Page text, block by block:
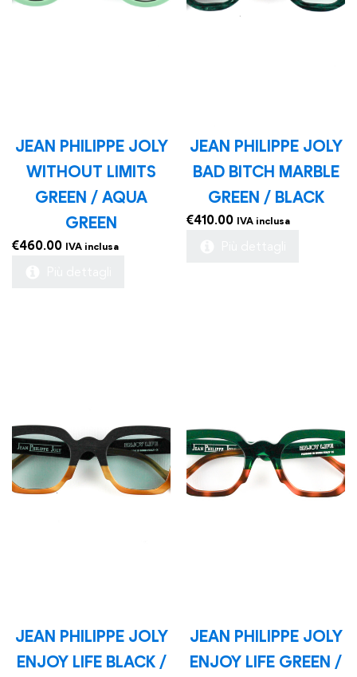
JEAN PHILIPPE JOLY
WITHOUT LIMITS
GREEN / AQUA
GREEN
€460.00 IVA inclusa
JEAN PHILIPPE JOLY
BAD BITCH MARBLE
GREEN / BLACK
€410.00 IVA inclusa
JEAN PHILIPPE JOLY
ENJOY LIFE BLACK /
JEAN PHILIPPE JOLY
ENJOY LIFE GREEN /